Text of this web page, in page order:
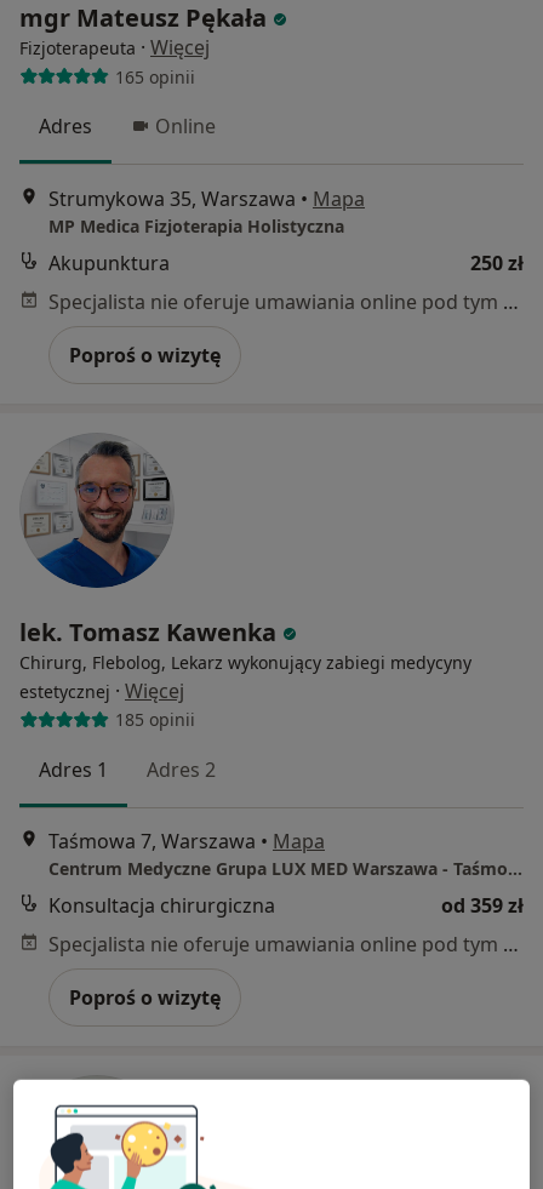
mgr Mateusz Pękała
Fizjoterapeuta · Więcej
165 opinii
Adres Online
Strumykowa 35, Warszawa • Mapa
MP Medica Fizjoterapia Holistyczna
Akupunktura
250 zł
Specjalista nie oferuje umawiania online pod tym adresem.
Poproś o wizytę
lek. Tomasz Kawenka
Chirurg, Flebolog, Lekarz wykonujący zabiegi medycyny
estetycznej · Więcej
185 opinii
Adres 1 Adres 2
Taśmowa 7, Warszawa • Mapa
Centrum Medyczne Grupa LUX MED Warszawa - Taśmowa 7
Konsultacja chirurgiczna
od 359 zł
Specjalista nie oferuje umawiania online pod tym adresem.
Poproś o wizytę